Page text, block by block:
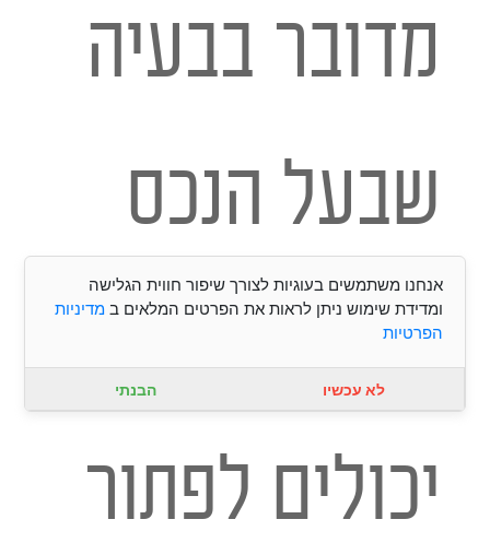
מדובר בבעיה
שבעל הנכס
או השוכר
יכולים לפתור
אנחנו משתמשים בעוגיות לצורך שיפור חווית הגלישה
ומדידת שימוש ניתן לראות את הפרטים המלאים במדיניות
הפרטיות
לא עכשיו הבנתי